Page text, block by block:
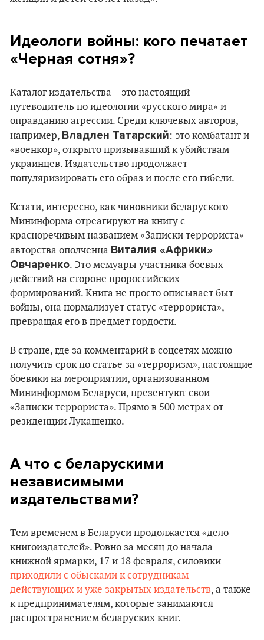
Идеологи войны: кого печатает
«Черная сотня»?
Каталог издательства – это настоящий
путеводитель по идеологии «русского мира» и
оправданию агрессии. Среди ключевых авторов,
например, Владлен Татарский: это комбатант и
«военкор», открыто призывавший к убийствам
украинцев. Издательство продолжает
популяризировать его образ и после его гибели.
Кстати, интересно, как чиновники беларуского
Мининформа отреагируют на книгу с
красноречивым названием «Записки террориста»
авторства ополченца Виталия «Африки»
Овчаренко. Это мемуары участника боевых
действий на стороне пророссийских
формирований. Книга не просто описывает быт
войны, она нормализует статус «террориста»,
превращая его в предмет гордости.
В стране, где за комментарий в соцсетях можно
получить срок по статье за «терроризм», настоящие
боевики на мероприятии, организованном
Мининформом Беларуси, презентуют свои
«Записки террориста». Прямо в 500 метрах от
резиденции Лукашенко.
А что с беларускими
независимыми
издательствами?
Тем временем в Беларуси продолжается «дело
книгоиздателей». Ровно за месяц до начала
книжной ярмарки, 17 и 18 февраля, силовики
приходили с обысками к сотрудникам
действующих и уже закрытых издательств, а также
к предпринимателям, которые занимаются
распространением беларуских книг.